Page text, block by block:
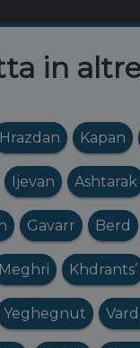
in
Hrazdan Kapan
Ijevan Ashtarak
Gavarr Berd
Meghri Khdrants’
Yeghegnut